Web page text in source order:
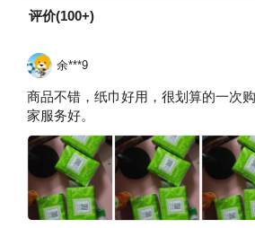
评价(100+)
余***9
商品不错，纸巾好用，很划算的一次
家服务好。